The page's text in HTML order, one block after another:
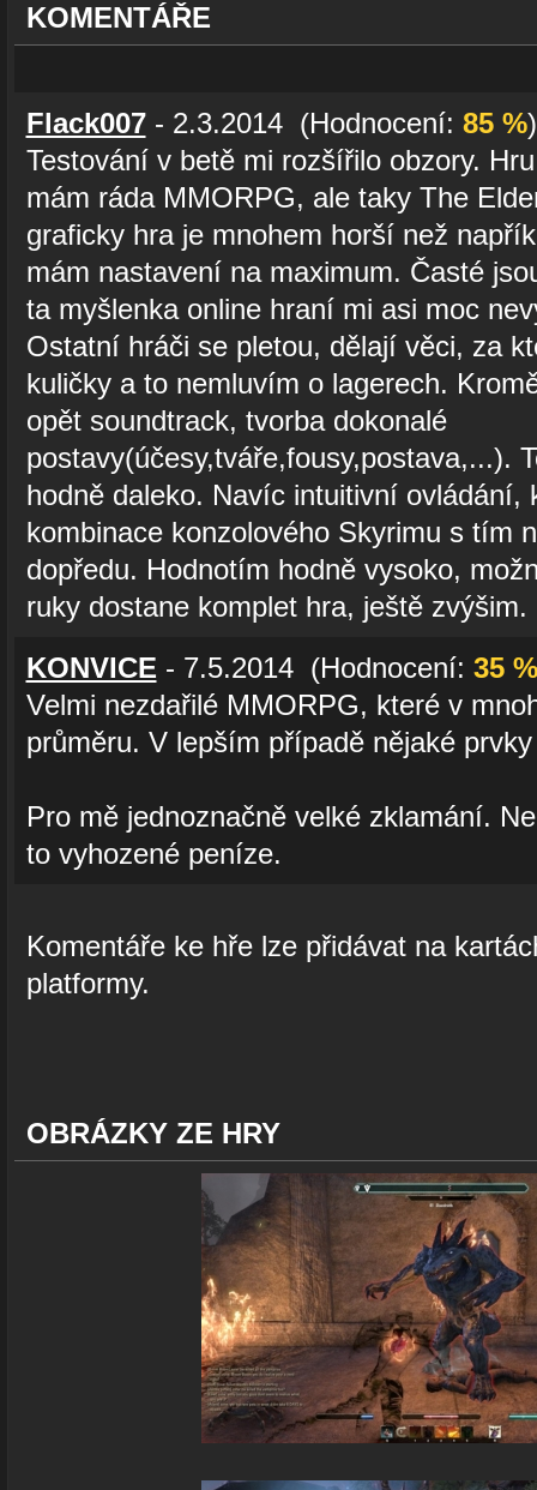
KOMENTÁŘE
Flack007- 2.3.2014 (Hodnocení: 85 %)
Testování v betě mi rozšířilo obzory.
mám ráda MMORPG, ale taky The
graficky hra je mnohem horší než
mám nastavení na maximum. Časté
ta myšlenka online hraní mi asi moc
Ostatní hráči se pletou, dělají věci, za
kuličky a to nemluvím o lagerech.
opět soundtrack, tvorba dokonalé
postavy(účesy,tváře,fousy,postava,...).
hodně daleko. Navíc intuitivní ovládání,
kombinace konzolového Skyrimu s tím
dopředu. Hodnotím hodně vysoko,
ruky dostane komplet hra, ještě zvýšim.
KONVICE - 7.5.2014 (Hodnocení: 35 %
Velmi nezdařilé MMORPG, které v
průměru. V lepším případě nějaké
Pro mě jednoznačně velké zklamání.
to vyhozené peníze.
Komentáře ke hře lze přidávat na
platformy.
OBRÁZKY ZE HRY